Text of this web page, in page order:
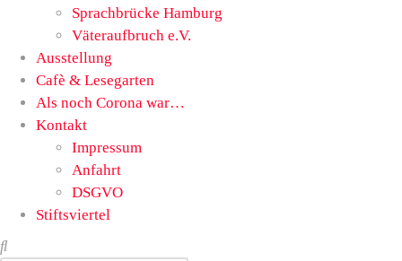
Sprachbrücke Hamburg
Väteraufbruch e.V.
Ausstellung
Cafè & Lesegarten
Als noch Corona war…
Kontakt
Impressum
Anfahrt
DSGVO
Stiftsviertel